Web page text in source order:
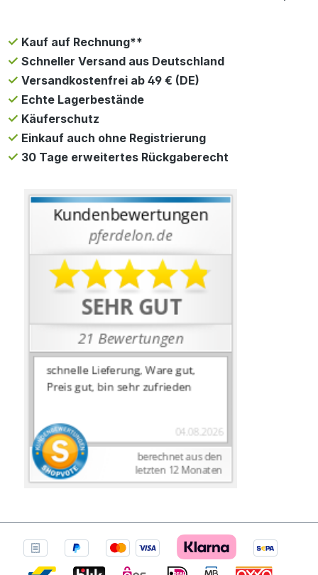
Kauf auf Rechnung**
Schneller Versand aus Deutschland
Versandkostenfrei ab 49 € (DE)
Echte Lagerbestände
Käuferschutz
Einkauf auch ohne Registrierung
30 Tage erweitertes Rückgaberecht